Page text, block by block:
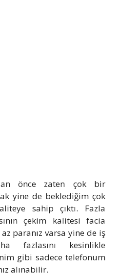
önce zaten çok bir
yine de beklediğim çok
sahip çıktı. Fazla
çekim kalitesi facia
paranız varsa yine de iş
fazlasını kesinlikle
gibi sadece telefonum
alınabilir.